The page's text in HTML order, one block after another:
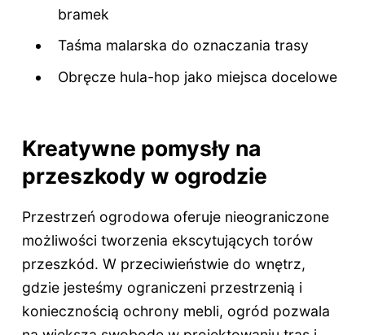
bramek
Taśma malarska do oznaczania trasy
Obręcze hula-hop jako miejsca docelowe
Kreatywne pomysły na
przeszkody w ogrodzie
Przestrzeń ogrodowa oferuje nieograniczone
możliwości tworzenia ekscytujących torów
przeszkód. W przeciwieństwie do wnętrz,
gdzie jesteśmy ograniczeni przestrzenią i
koniecznością ochrony mebli, ogród pozwala